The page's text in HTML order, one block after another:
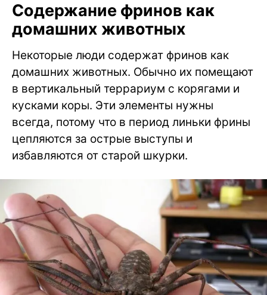
Содержание фринов как
домашних животных
Некоторые люди содержат фринов как
домашних животных. Обычно их помещают
в вертикальный террариум с корягами и
кусками коры. Эти элементы нужны
всегда, потому что в период линьки фрины
цепляются за острые выступы и
избавляются от старой шкурки.